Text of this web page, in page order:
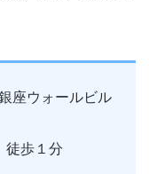
座ウォールビル
徒歩１分